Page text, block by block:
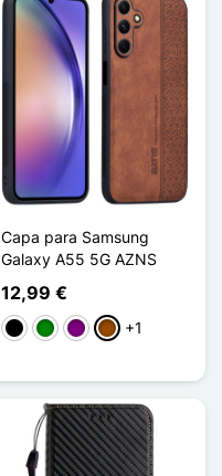
Capa para Samsung
Galaxy A55 5G AZNS
12,99 €
PretoVerdePúrpuraCastanho
+1